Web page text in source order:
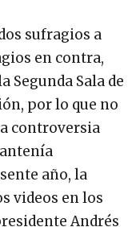
sufragios a
en contra,
Sala de
por lo que no
controversia
año, la
videos en los
Andrés